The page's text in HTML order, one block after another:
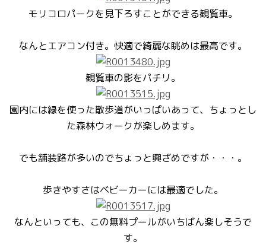
モリコロパークを見下ろすことができる観覧車。
なんとエアコン付き。快適で綺麗な眺めは最高です。
観覧車の影をパチリ。
園内には緑を使った散歩道がいっぱいあって、ちょっとし
た森林ウォークが楽しめます。
でも舗装路が多いのでちょっと興ざめですが・・・。
歩きやすさはベビーカーには最適でした。
なんといっても、この無料プールがいちばん楽しそうで
す。